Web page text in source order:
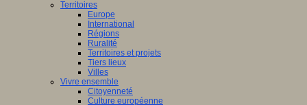
Territoires
Europe
International
Régions
Ruralité
Territoires et projets
Tiers lieux
Villes
Vivre ensemble
Citoyenneté
Culture européenne